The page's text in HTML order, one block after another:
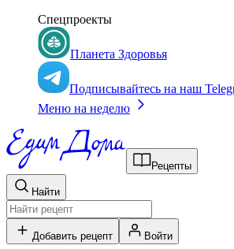
Спецпроекты
Планета Здоровья
Подписывайтесь на наш
Меню на неделю
Рецепты
Найти
Добавить рецепт Войти